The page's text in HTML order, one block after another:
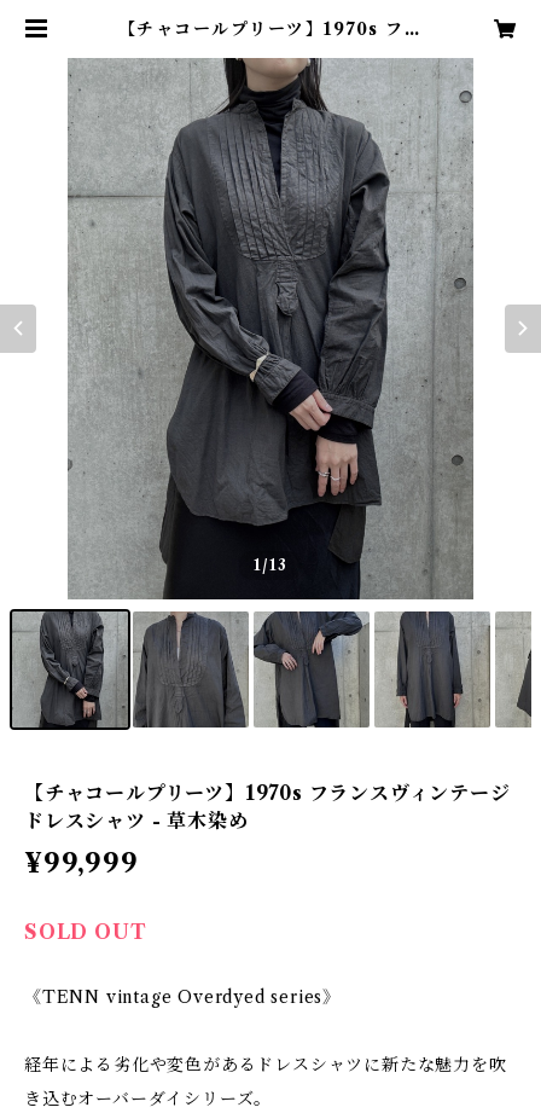
【チャコールプリーツ】1970s フラ
木染め | TENN vintage
1/13
【チャコールプリーツ】1970s フランスヴィンテージ
ドレスシャツ - 草木染め
¥99,999
SOLD OUT
《TENN vintage Overdyed series》
経年による劣化や変色があるドレスシャツに新たな魅力を吹
き込むオーバーダイシリーズ。